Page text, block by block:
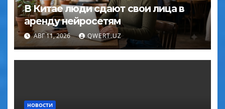
В Китае люди сдают свои лица в
аренду нейросетям
АВГ 11, 2026 QWERT.UZ
НОВОСТИ